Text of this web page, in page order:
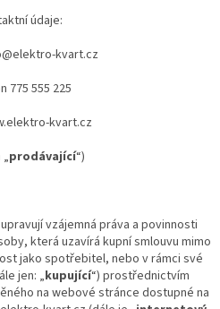
údaje:
kvart.cz
775 555 225
kvart.cz
prodávající“)
vzájemná práva a povinnosti
která uzavírá kupní smlouvu mimo
jako spotřebitel, nebo v rámci své
jen: „kupující“) prostřednictvím
na webové stránce dostupné na